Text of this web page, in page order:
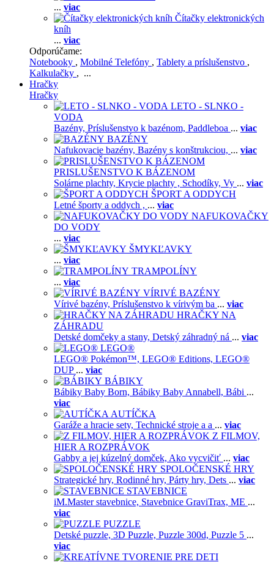
... viac
Čítačky elektronických
kníh
... viac
Odporúčame:
Notebooky , Mobilné Telefóny , Tablety a príslušenstvo ,
Kalkulačky , ...
Hračky
Hračky
LETO - SLNKO -
VODA
Bazény, Príslušenstvo k bazénom, Paddleboa ... viac
BAZÉNY
Nafukovacie bazény, Bazény s konštrukciou, ... viac
PRISLUŠENSTVO K BÁZENOM
Solárne plachty, Krycie plachty , Schodíky, Vy ... viac
ŠPORT A ODDYCH
Letné športy a oddych , ... viac
NAFUKOVAČKY
DO VODY
... viac
ŠMYKĽAVKY
... viac
TRAMPOLÍNY
... viac
VÍRIVÉ BAZÉNY
Vírivé bazény, Príslušenstvo k vírivým ba ... viac
HRAČKY NA
ZÁHRADU
Detské domčeky a stany, Detský záhradný ná ... viac
LEGO®
LEGO® Pokémon™, LEGO® Editions, LEGO®
DUP ... viac
BÁBIKY
Bábiky Baby Born, Bábiky Baby Annabell, Bábi ...
viac
AUTÍČKA
Garáže a hracie sety, Technické stroje a a ... viac
Z FILMOV,
HIER A ROZPRÁVOK
Gabby a jej kúzelný domček, Ako vycvičiť ... viac
SPOLOČENSKÉ HRY
Strategické hry, Rodinné hry, Párty hry, Dets ... viac
STAVEBNICE
iM.Master stavebnice, Stavebnice GraviTrax, ME ...
viac
PUZZLE
Detské puzzle, 3D Puzzle, Puzzle 300d, Puzzle 5 ...
viac